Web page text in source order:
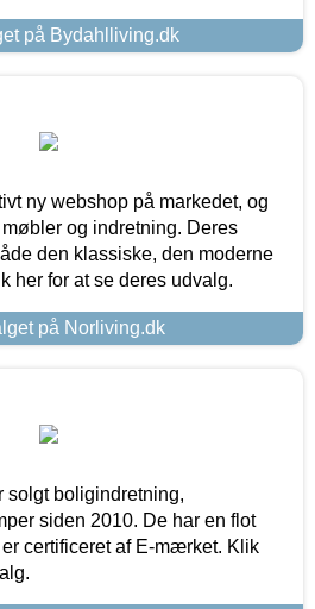
på Bydahlliving.dk
ny webshop på markedet, og
og indretning. Deres
den klassiske, den moderne
her for at se deres udvalg.
på Norliving.dk
solgt boligindretning,
siden 2010. De har en flot
certificeret af E-mærket. Klik